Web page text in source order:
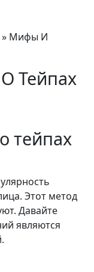
» Мифы И
Тейпах
тейпах
Этот метод
Давайте
являются